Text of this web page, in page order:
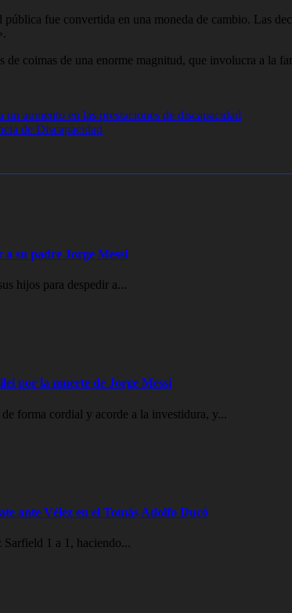
fue convertida en una moneda de cambio. Las
coimas de una enorme magnitud, que involucra a la
aumento en las prestaciones de discapacidad
de Discapacidad
a su padre Jorge Messi
hijos para despedir a...
por la muerte de Jorge Messi
forma cordial y acorde a la investidura, y...
ante Vélez en el Tomás Adolfo Ducó
1 a 1, haciendo...